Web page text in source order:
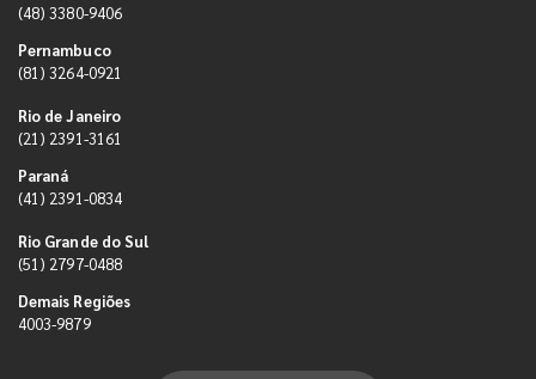
(48) 3380-9406
Pernambuco
(81) 3264-0921
Rio de Janeiro
(21) 2391-3161
Paraná
(41) 2391-0834
Rio Grande do Sul
(51) 2797-0488
Demais Regiões
4003-9879